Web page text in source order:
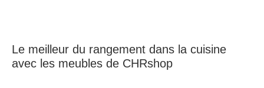
Le meilleur du rangement dans la cuisine
avec les meubles de CHRshop